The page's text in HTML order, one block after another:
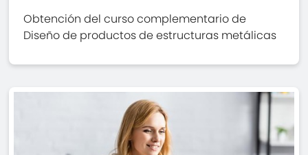
Obtención del curso complementario de
Diseño de productos de estructuras metálicas